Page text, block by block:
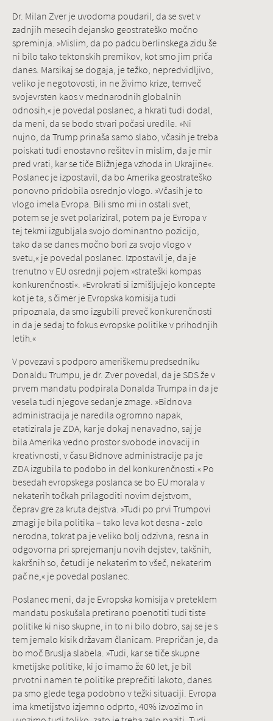
Dr. Milan Zver je uvodoma poudaril, da se svet v
zadnjih mesecih dejansko geostrateško močno
spreminja. »Mislim, da po padcu berlinskega zidu še
ni bilo tako tektonskih premikov, kot smo jim priča
danes. Marsikaj se dogaja, je težko, nepredvidljivo,
veliko je negotovosti, in ne živimo krize, temveč
svojevrsten kaos v mednarodnih globalnih
odnosih,« je povedal poslanec, a hkrati tudi dodal,
da meni, da se bodo stvari počasi uredile. »Ni
nujno, da Trump prinaša samo slabo, včasih je treba
poiskati tudi enostavno rešitev in mislim, da je mir
pred vrati, kar se tiče Bližnjega vzhoda in Ukrajine«.
Poslanec je izpostavil, da bo Amerika geostrateško
ponovno pridobila osrednjo vlogo. »Včasih je to
vlogo imela Evropa. Bili smo mi in ostali svet,
potem se je svet polariziral, potem pa je Evropa v
tej tekmi izgubljala svojo dominantno pozicijo,
tako da se danes močno bori za svojo vlogo v
svetu,« je povedal poslanec. Izpostavil je, da je
trenutno v EU osrednji pojem »strateški kompas
konkurenčnosti«. »Evrokrati si izmišljujejo koncepte
kot je ta, s čimer je Evropska komisija tudi
pripoznala, da smo izgubili preveč konkurenčnosti
in da je sedaj to fokus evropske politike v prihodnjih
letih.«
V povezavi s podporo ameriškemu predsedniku
Donaldu Trumpu, je dr. Zver povedal, da je SDS že v
prvem mandatu podpirala Donalda Trumpa in da je
vesela tudi njegove sedanje zmage. »Bidnova
administracija je naredila ogromno napak,
etatizirala je ZDA, kar je dokaj nenavadno, saj je
bila Amerika vedno prostor svobode inovacij in
kreativnosti, v času Bidnove administracije pa je
ZDA izgubila to podobo in del konkurenčnosti.« Po
besedah evropskega poslanca se bo EU morala v
nekaterih točkah prilagoditi novim dejstvom,
čeprav gre za kruta dejstva. »Tudi po prvi Trumpovi
zmagi je bila politika – tako leva kot desna - zelo
nerodna, tokrat pa je veliko bolj odzivna, resna in
odgovorna pri sprejemanju novih dejstev, takšnih,
kakršnih so, četudi je nekaterim to všeč, nekaterim
pač ne,« je povedal poslanec.
Poslanec meni, da je Evropska komisija v preteklem
mandatu poskušala pretirano poenotiti tudi tiste
politike ki niso skupne, in to ni bilo dobro, saj se je s
tem jemalo kisik državam članicam. Prepričan je, da
bo moč Bruslja slabela. »Tudi, kar se tiče skupne
kmetijske politike, ki jo imamo že 60 let, je bil
prvotni namen te politike preprečiti lakoto, danes
pa smo glede tega podobno v težki situaciji. Evropa
ima kmetijstvo izjemno odprto, 40% izvozimo in